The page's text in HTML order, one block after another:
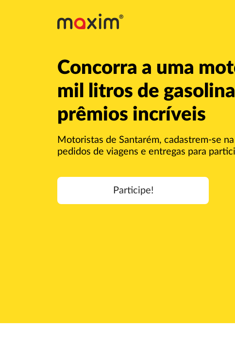
Concorra a uma
mil litros de
prêmios incríveis
Motoristas de Santarém, cadastrem-se
pedidos de viagens e entregas para
Participe!